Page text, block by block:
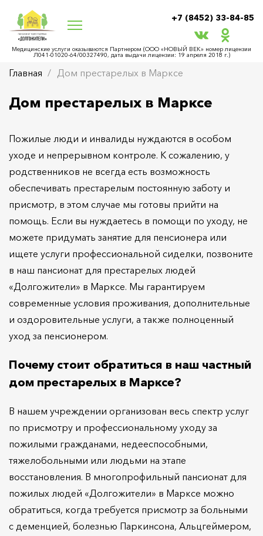
+7 (8452) 33-84-85
Медицинские услуги оказываются Партнером (ООО «НОВЫЙ ВЕК» номер лицензии
Л041-01020-64/00327490, дата выдачи лицензии: 19 апреля 2018 г.)
Главная Дом престарелых в Марксе
Дом престарелых в Марксе
Пожилые люди и инвалиды нуждаются в особом
уходе и непрерывном контроле. К сожалению, у
родственников не всегда есть возможность
обеспечивать престарелым постоянную заботу и
присмотр, в этом случае мы готовы прийти на
помощь. Если вы нуждаетесь в помощи по уходу, не
можете придумать занятие для пенсионера или
ищете услуги профессиональной сиделки, позвоните
в наш пансионат для престарелых людей
«Долгожители» в Марксе. Мы гарантируем
современные условия проживания, дополнительные
и оздоровительные услуги, а также полноценный
уход за пенсионером.
Почему стоит обратиться в наш частный
дом престарелых в Марксе?
В нашем учреждении организован весь спектр услуг
по присмотру и профессиональному уходу за
пожилыми гражданами, недееспособными,
тяжелобольными или людьми на этапе
восстановления. В многопрофильный пансионат для
пожилых людей «Долгожители» в Марксе можно
обратиться, когда требуется присмотр за больными
с деменцией, болезнью Паркинсона, Альцгеймером,